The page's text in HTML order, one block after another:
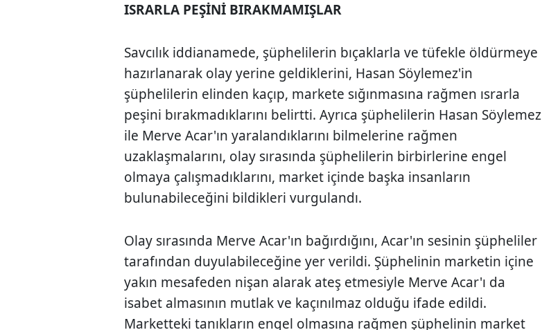
ISRARLA PEŞİNİ BIRAKMAMIŞLAR
Savcılık iddianamede, şüphelilerin bıçaklarla ve tüfekle öldürmeye
hazırlanarak olay yerine geldiklerini, Hasan Söylemez'in
şüphelilerin elinden kaçıp, markete sığınmasına rağmen ısrarla
peşini bırakmadıklarını belirtti. Ayrıca şüphelilerin Hasan Söylemez
ile Merve Acar'ın yaralandıklarını bilmelerine rağmen
uzaklaşmalarını, olay sırasında şüphelilerin birbirlerine engel
olmaya çalışmadıklarını, market içinde başka insanların
bulunabileceğini bildikleri vurgulandı.
Olay sırasında Merve Acar'ın bağırdığını, Acar'ın sesinin şüpheliler
tarafından duyulabileceğine yer verildi. Şüphelinin marketin içine
yakın mesafeden nişan alarak ateş etmesiyle Merve Acar'ı da
isabet almasının mutlak ve kaçınılmaz olduğu ifade edildi.
Marketteki tanıkların engel olmasına rağmen şüphelinin market